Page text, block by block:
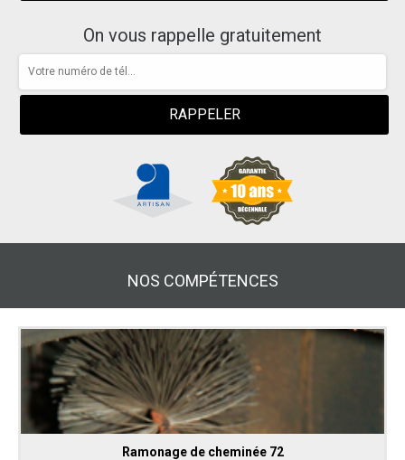
On vous rappelle gratuitement
NOS COMPÉTENCES
Ramonage de cheminée 72